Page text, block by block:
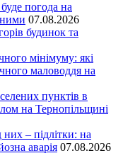
погода на
07.08.2026
будинок та
мінімуму: які
маловоддя на
пунктів в
на Тернопільщині
них – підлітки: на
аварія 07.08.2026